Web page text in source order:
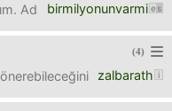
birmilyonunvarmi
Adsense bağlamak için
(4)
zalbarath
önerebileceğiniz bir marka